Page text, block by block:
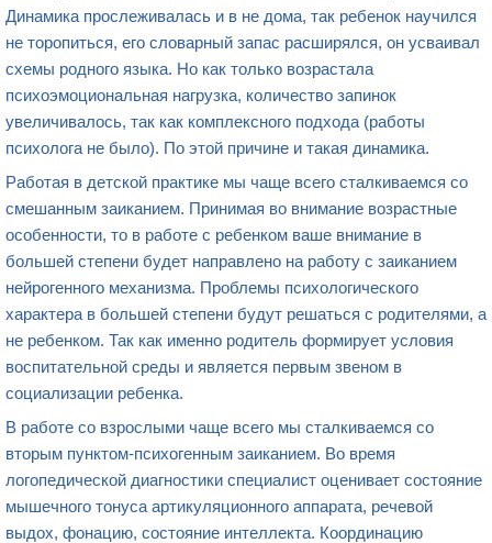
Динамика прослеживалась и в не дома, так ребенок научился
не торопиться, его словарный запас расширялся, он усваивал
схемы родного языка. Но как только возрастала
психоэмоциональная нагрузка, количество запинок
увеличивалось, так как комплексного подхода (работы
психолога не было). По этой причине и такая динамика.
Работая в детской практике мы чаще всего сталкиваемся со
смешанным заиканием. Принимая во внимание возрастные
особенности, то в работе с ребенком ваше внимание в
большей степени будет направлено на работу с заиканием
нейрогенного механизма. Проблемы психологического
характера в большей степени будут решаться с родителями, а
не ребенком. Так как именно родитель формирует условия
воспитательной среды и является первым звеном в
социализации ребенка.
В работе со взрослыми чаще всего мы сталкиваемся со
вторым пунктом-психогенным заиканием. Во время
логопедической диагностики специалист оценивает состояние
мышечного тонуса артикуляционного аппарата, речевой
выдох, фонацию, состояние интеллекта. Координацию